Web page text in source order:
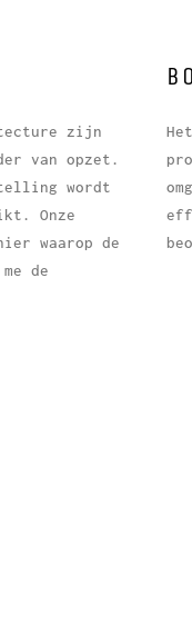
zijn
van opzet.
wordt
Onze
waarop de
de